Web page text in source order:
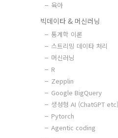
육아
빅데이타 & 머신러닝
통계학 이론
스트리밍 데이타 처리
머신러닝
R
Zepplin
Google BigQuery
생성형 AI (ChatGPT etc)
Pytorch
Agentic coding